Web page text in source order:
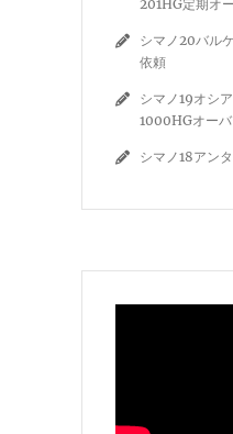
201HG定期オ
シマノ20バル
依頼
シマノ19オシ
1000HGオー
シマノ18アン